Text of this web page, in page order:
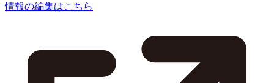
情報の編集はこちら